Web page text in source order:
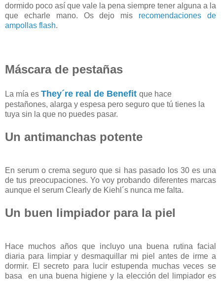
dormido poco así que vale la pena siempre tener alguna a la
que echarle mano. Os dejo mis recomendaciones de
ampollas flash.
Máscara de pestañas
La mía es They´re real de Benefit que hace
pestañones, alarga y espesa pero seguro que tú tienes la
tuya sin la que no puedes pasar.
Un antimanchas potente
En serum o crema seguro que si has pasado los 30 es una
de tus preocupaciones. Yo voy probando diferentes marcas
aunque el serum Clearly de Kiehl´s nunca me falta.
Un buen limpiador para la piel
Hace muchos años que incluyo una buena rutina facial
diaria para limpiar y desmaquillar mi piel antes de irme a
dormir. El secreto para lucir estupenda muchas veces se
basa en una buena higiene y la elección del limpiador es